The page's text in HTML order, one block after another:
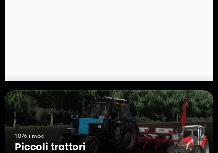
1 876 i mod
Piccoli trattori